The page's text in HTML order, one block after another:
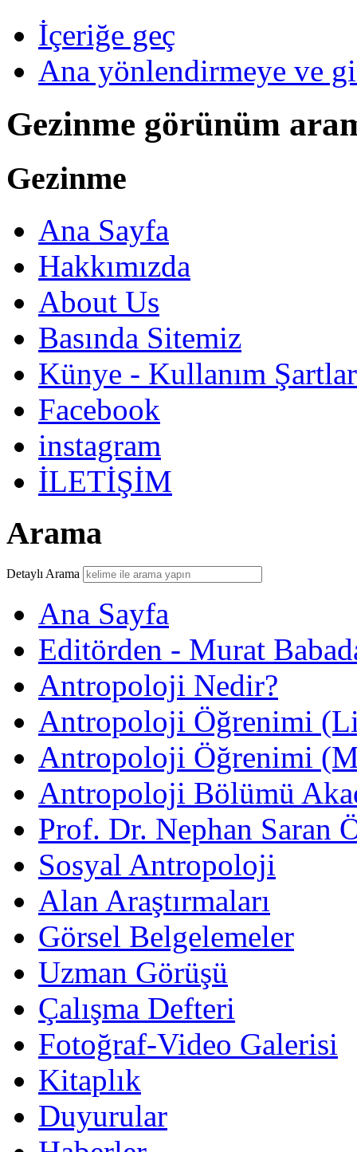
İçeriğe geç
Ana yönlendirmeye ve
Gezinme görünüm
Gezinme
Ana Sayfa
Hakkımızda
About Us
Basında Sitemiz
Künye - Kullanım
Facebook
instagram
İLETİŞİM
Arama
Detaylı Arama
Ana Sayfa
Editörden - Murat
Antropoloji Nedir?
Antropoloji Öğrenimi
Antropoloji Öğrenimi
Antropoloji Bölümü
Prof. Dr. Nephan Saran
Sosyal Antropoloji
Alan Araştırmaları
Görsel Belgelemeler
Uzman Görüşü
Çalışma Defteri
Fotoğraf-Video Galerisi
Kitaplık
Duyurular